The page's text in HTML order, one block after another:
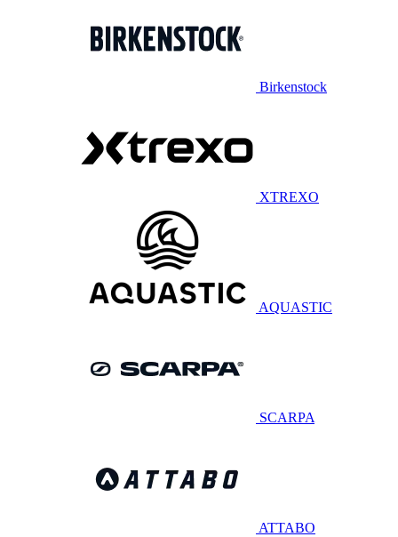
Birkenstock
XTREXO
AQUASTIC
SCARPA
ATTABO